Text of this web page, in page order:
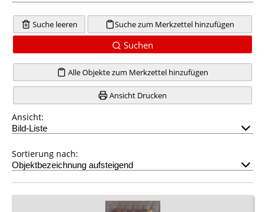
Suche leeren Suche zum Merkzettel hinzufügen
Suchen
Alle Objekte zum Merkzettel hinzufügen
Ansicht Drucken
Ansicht:
Sortierung nach: